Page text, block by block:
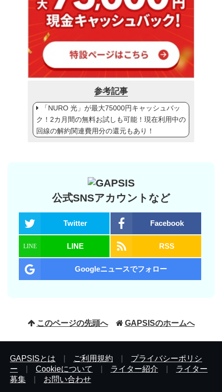
参考記事
「NURO 光」が最大75000円キャッシュバッ
ク！2カ月間の無料お試しも可能！現在利用中の
回線の解約関連費用分の還元もあり！
公式SNSアカウントなど
Twitter Facebook
LINE RSS
Googleニュースでフォロー
このページの先頭へ GAPSISのホームへ
GAPSISとは ご利用規約
プライバシーポリシ
ー
Cookieについて ライター紹介
ライター
募集
お問い合わせ